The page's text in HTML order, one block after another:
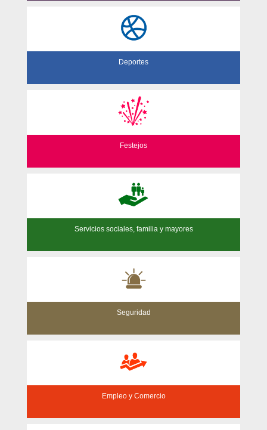
Deportes
Festejos
Servicios sociales, familia y mayores
Seguridad
Empleo y Comercio